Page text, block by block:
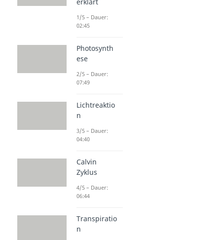
1/5 – Dauer:
02:45
Photosynth
ese
2/5 – Dauer:
07:49
Lichtreaktio
n
3/5 – Dauer:
04:40
Calvin
Zyklus
4/5 – Dauer:
06:44
Transpiratio
n